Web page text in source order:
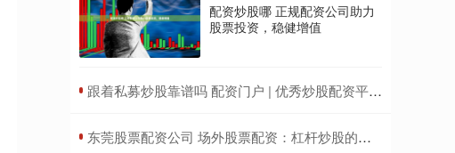
配资炒股哪 正规配资公司助力
股票投资，稳健增值
​跟着私募炒股靠谱吗 配资门户 | 优秀炒股配资平台，助你投资更轻松
​东莞股票配资公司 场外股票配资：杠杆炒股的风险与收益